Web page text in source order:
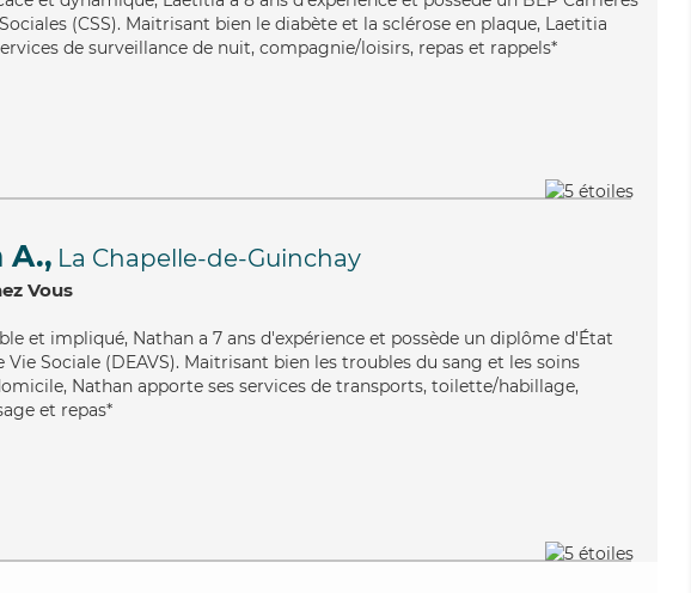
(CSS). Maitrisant bien le diabète et la sclérose en plaque, Laetitia
de surveillance de nuit, compagnie/loisirs, repas et rappels*
A., La Chapelle-de-Guinchay
Vous
et impliqué, Nathan a 7 ans d'expérience et possède un diplôme d'État
Vie Sociale (DEAVS). Maitrisant bien les troubles du sang et les soins
Nathan apporte ses services de transports, toilette/habillage,
et repas*